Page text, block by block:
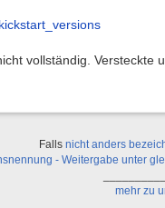
vollständig. Versteckte
Falls nicht anders
- Weitergabe unter
mehr zu